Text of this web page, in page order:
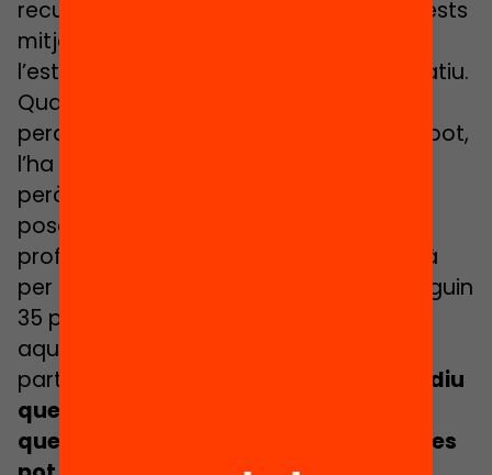
recursos addicionals”. Però és que aquests
mitjans addicionals contribueixen a
l’estigmatització d’aquest centre educatiu.
Quan això passa aquesta escola està
perduda, perquè tothom ja sap que, si pot,
l’ha d’evitar. Ja sé que sembla increïble,
però quan diem que en aquesta escola
posarem molts més diners i més
professors, hi ha molta gent que optarà
per enviar els seus fills a un centre on siguin
35 per classe en comptes de fer-ho en
aquell. A banda, hi ha una altra
particularitat francesa:
La Constitució diu
que hi ha un principi d’universalisme,
que tothom és igual i que per tant no es